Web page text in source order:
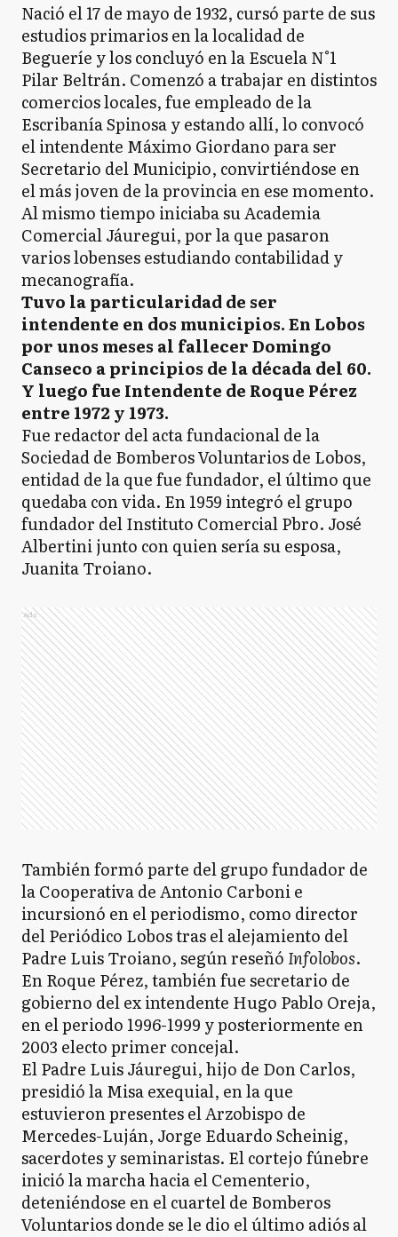
Nació el 17 de mayo de 1932, cursó parte de sus
estudios primarios en la localidad de
Begueríe y los concluyó en la Escuela N°1
Pilar Beltrán. Comenzó a trabajar en distintos
comercios locales, fue empleado de la
Escribanía Spinosa y estando allí, lo convocó
el intendente Máximo Giordano para ser
Secretario del Municipio, convirtiéndose en
el más joven de la provincia en ese momento.
Al mismo tiempo iniciaba su Academia
Comercial Jáuregui, por la que pasaron
varios lobenses estudiando contabilidad y
mecanografía.
Tuvo la particularidad de ser
intendente en dos municipios. En Lobos
por unos meses al fallecer Domingo
Canseco a principios de la década del 60.
Y luego fue Intendente de Roque Pérez
entre 1972 y 1973.
Fue redactor del acta fundacional de la
Sociedad de Bomberos Voluntarios de Lobos,
entidad de la que fue fundador, el último que
quedaba con vida. En 1959 integró el grupo
fundador del Instituto Comercial Pbro. José
Albertini junto con quien sería su esposa,
Juanita Troiano.
Ads
También formó parte del grupo fundador de
la Cooperativa de Antonio Carboni e
incursionó en el periodismo, como director
del Periódico Lobos tras el alejamiento del
Padre Luis Troiano, según reseñó Infolobos.
En Roque Pérez, también fue secretario de
gobierno del ex intendente Hugo Pablo Oreja,
en el periodo 1996-1999 y posteriormente en
2003 electo primer concejal.
El Padre Luis Jáuregui, hijo de Don Carlos,
presidió la Misa exequial, en la que
estuvieron presentes el Arzobispo de
Mercedes-Luján, Jorge Eduardo Scheinig,
sacerdotes y seminaristas. El cortejo fúnebre
inició la marcha hacia el Cementerio,
deteniéndose en el cuartel de Bomberos
Voluntarios donde se le dio el último adiós al